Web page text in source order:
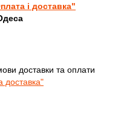
і доставка"
доставки та оплати
доставка"